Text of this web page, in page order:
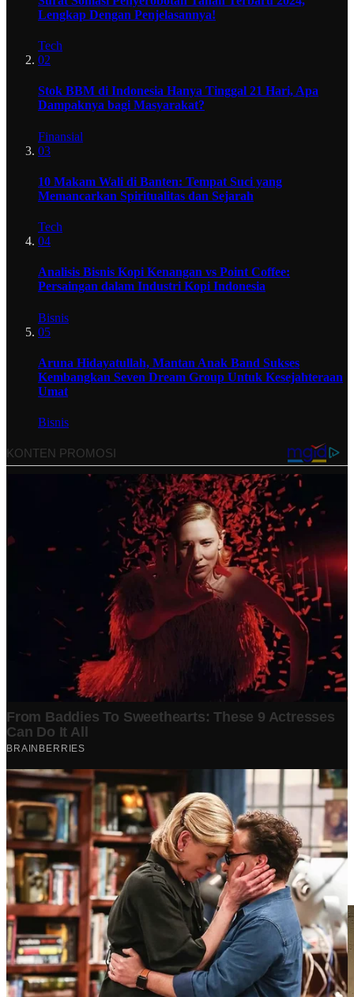
Lengkap Dengan Penjelasannya!
Tech
02
Stok BBM di Indonesia Hanya Tinggal 21 Hari, Apa
Dampaknya bagi Masyarakat?
Finansial
03
10 Makam Wali di Banten: Tempat Suci yang
Memancarkan Spiritualitas dan Sejarah
Tech
04
Analisis Bisnis Kopi Kenangan vs Point Coffee:
Persaingan dalam Industri Kopi Indonesia
Bisnis
05
Aruna Hidayatullah, Mantan Anak Band Sukses
Kembangkan Seven Dream Group Untuk Kesejahteraan
Umat
Bisnis
Berita Terpopuler
Surat Somasi Penyerobotan Tanah Terbaru 2024, Lengkap
Dengan Penjelasannya!
Tech ·2 years ago